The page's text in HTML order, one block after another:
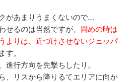
があまりうまくないので…
せるのは当然ですが、 固めの時は
よりは、近づけさせないジェッパ
す。
進行方向を先撃ちしたり。
、リスから降りるてエリアに向か